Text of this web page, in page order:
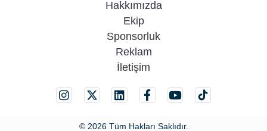
Hakkımızda
Ekip
Sponsorluk
Reklam
İletişim
© 2026 Tüm Hakları Saklıdır.